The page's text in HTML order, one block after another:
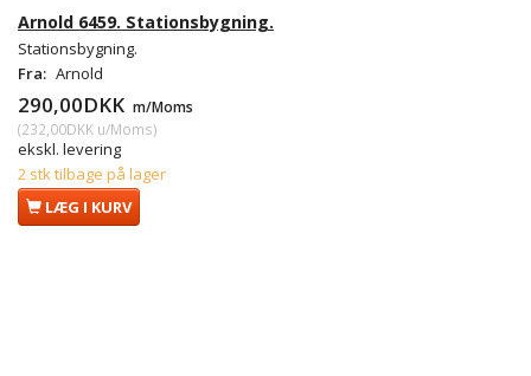
Arnold 6459. Stationsbygning.
Stationsbygning.
Fra: Arnold
290,00DKK m/Moms
(232,00DKK u/Moms)
ekskl. levering
2 stk tilbage på lager
LÆG I KURV